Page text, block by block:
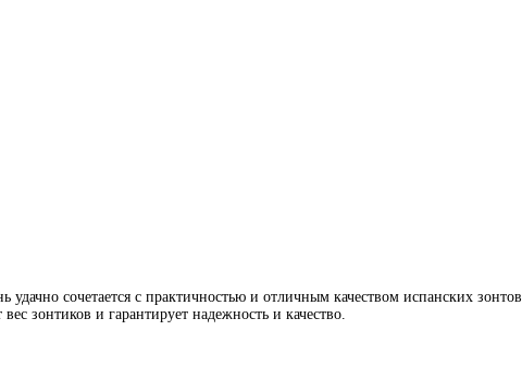
сочетается с практичностью и отличным качеством испанских зонтов,
зонтиков и гарантирует надежность и качество.